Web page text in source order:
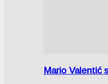
Mario Valentić